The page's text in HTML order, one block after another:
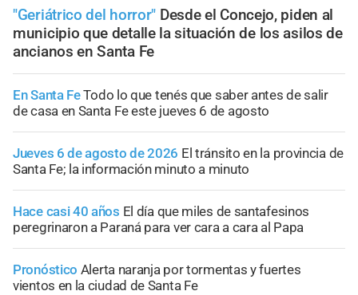
"Geriátrico del horror" Desde el Concejo, piden al
municipio que detalle la situación de los asilos de
ancianos en Santa Fe
En Santa FeTodo lo que tenés que saber antes de salir
de casa en Santa Fe este jueves 6 de agosto
Jueves 6 de agosto de 2026 El tránsito en la provincia de
Santa Fe; la información minuto a minuto
Hace casi 40 años El día que miles de santafesinos
peregrinaron a Paraná para ver cara a cara al Papa
Pronóstico Alerta naranja por tormentas y fuertes
vientos en la ciudad de Santa Fe